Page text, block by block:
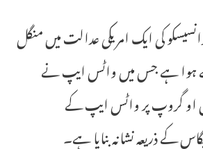
کی ایک امریکی عدالت میں منگل
ہوا ہے جس میں واٹس ایپ نے
او گروپ پر واٹس ایپ کے